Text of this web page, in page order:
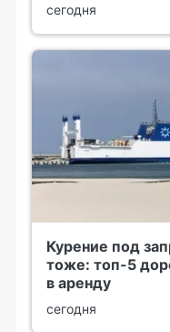
сегодня
Курение под
тоже: топ-5
в аренду
сегодня